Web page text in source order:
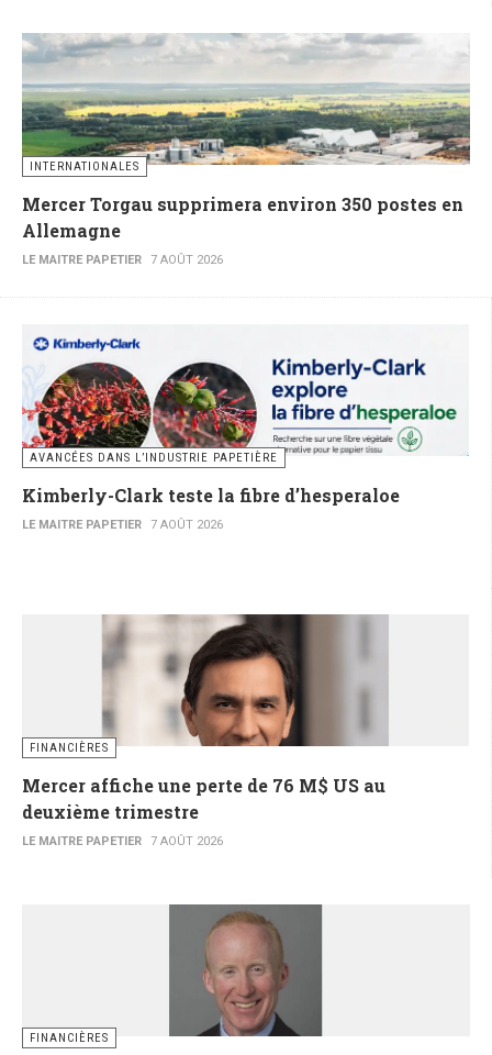
INTERNATIONALES
Mercer Torgau supprimera environ 350 postes en
Allemagne
LE MAITRE PAPETIER 7 AOÛT 2026
AVANCÉES DANS L’INDUSTRIE PAPETIÈRE
Kimberly-Clark teste la fibre d’hesperaloe
LE MAITRE PAPETIER 7 AOÛT 2026
FINANCIÈRES
Mercer affiche une perte de 76 M$ US au
deuxième trimestre
LE MAITRE PAPETIER 7 AOÛT 2026
FINANCIÈRES